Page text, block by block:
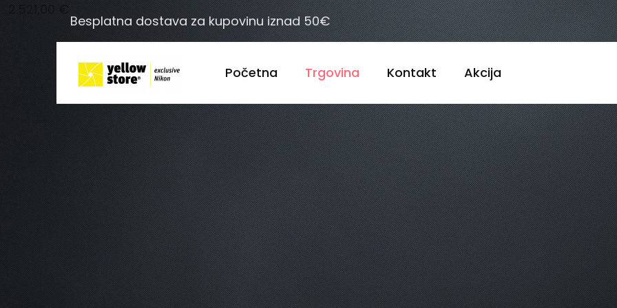
Besplatna dostava za kupovinu iznad 50€
Početna Trgovina Kontakt Akcija
2.521,00 €